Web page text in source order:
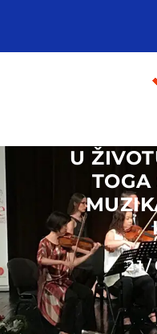
U
TOGA